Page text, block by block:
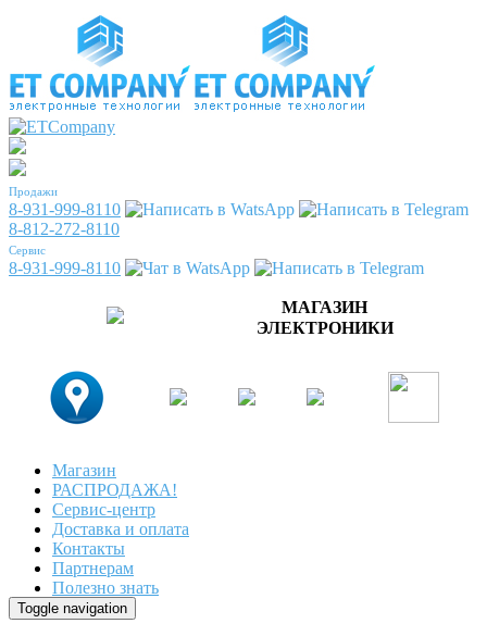
Продажи
8-931-999-8110
8-812-272-8110
Сервис
8-931-999-8110
МАГАЗИН
ЭЛЕКТРОНИКИ
Магазин
РАСПРОДАЖА!
Сервис-центр
Доставка и оплата
Контакты
Партнерам
Полезно знать
Toggle navigation